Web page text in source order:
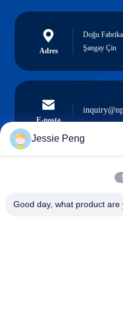
Adres
Doğu
Şangay Çin
E-posta
0086-21-
Jessie Peng
Good day, what product